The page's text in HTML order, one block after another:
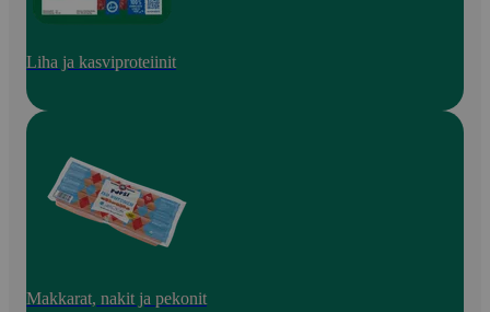
Liha ja kasviproteiinit
Makkarat, nakit ja pekonit